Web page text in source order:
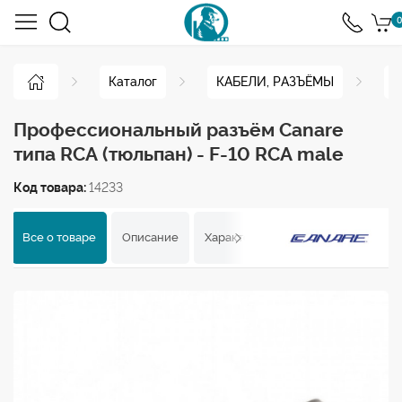
0
Каталог КАБЕЛИ, РАЗЪЁМЫ
Профессиональный разъём Canare
типа RCA (тюльпан) - F-10 RCA male
Код товара:14233
Все о товаре Описание Характеристики Отзывы